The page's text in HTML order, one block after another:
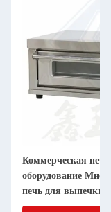
Коммерческая
оборудование
печь для выпечки
Электрическая